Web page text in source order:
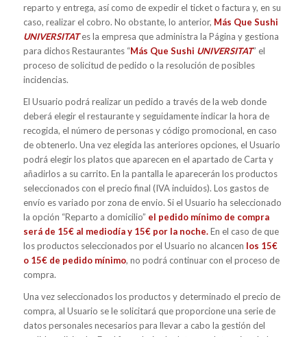
reparto y entrega, así como de expedir el ticket o factura y, en su
caso, realizar el cobro. No obstante, lo anterior, Más Que Sushi
UNIVERSITATes la empresa que administra la Página y gestiona
para dichos Restaurantes “Más Que Sushi UNIVERSITAT” el
proceso de solicitud de pedido o la resolución de posibles
incidencias.
El Usuario podrá realizar un pedido a través de la web donde
deberá elegir el restaurante y seguidamente indicar la hora de
recogida, el número de personas y código promocional, en caso
de obtenerlo. Una vez elegida las anteriores opciones, el Usuario
podrá elegir los platos que aparecen en el apartado de Carta y
añadirlos a su carrito. En la pantalla le aparecerán los productos
seleccionados con el precio final (IVA incluidos). Los gastos de
envío es variado por zona de envio. Si el Usuario ha seleccionado
la opción “Reparto a domicilio” el pedido mínimo de compra
será de 15€ al mediodía y 15€ por la noche.En el caso de que
los productos seleccionados por el Usuario no alcancen los 15€
o 15€ de pedido mínimo, no podrá continuar con el proceso de
compra.
Una vez seleccionados los productos y determinado el precio de
compra, al Usuario se le solicitará que proporcione una serie de
datos personales necesarios para llevar a cabo la gestión del